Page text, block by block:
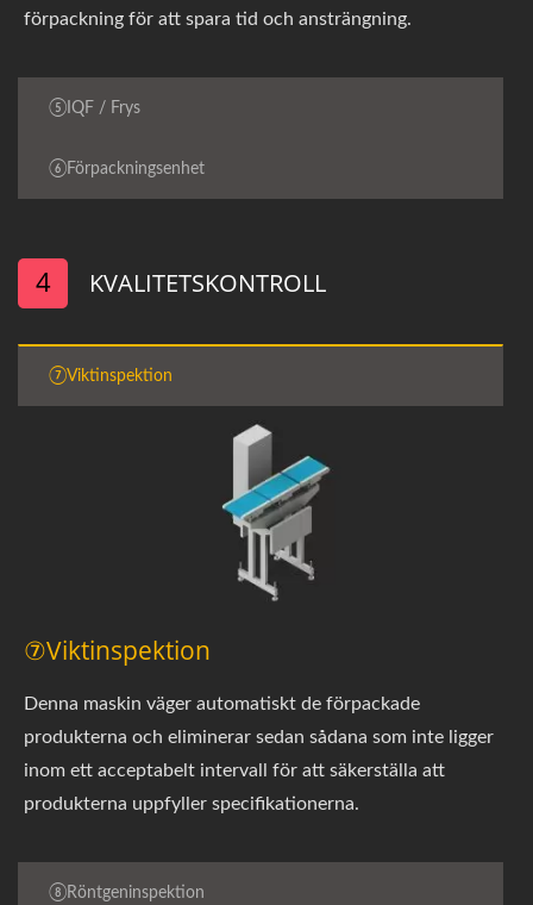
förpackning för att spara tid och ansträngning.
⑤IQF / Frys
⑥Förpackningsenhet
4 KVALITETSKONTROLL
⑦Viktinspektion
⑦Viktinspektion
Denna maskin väger automatiskt de förpackade
produkterna och eliminerar sedan sådana som inte ligger
inom ett acceptabelt intervall för att säkerställa att
produkterna uppfyller specifikationerna.
⑧Röntgeninspektion